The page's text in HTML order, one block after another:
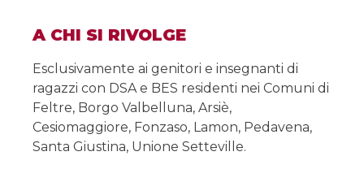
A CHI SI RIVOLGE
Esclusivamente ai genitori e insegnanti di
ragazzi con DSA e BES residenti nei Comuni di
Feltre, Borgo Valbelluna, Arsiè,
Cesiomaggiore, Fonzaso, Lamon, Pedavena,
Santa Giustina, Unione Setteville.